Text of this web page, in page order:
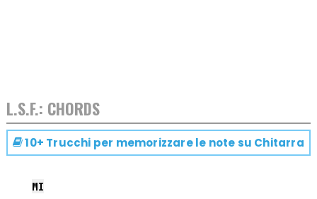
L.S.F.: CHORDS
10+ Trucchi per memorizzare le note su Chitarra
MI